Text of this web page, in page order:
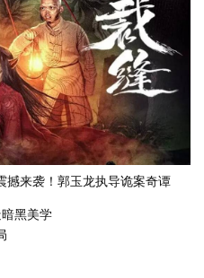
撼来袭！郭玉龙执导诡案奇谭
黑美学